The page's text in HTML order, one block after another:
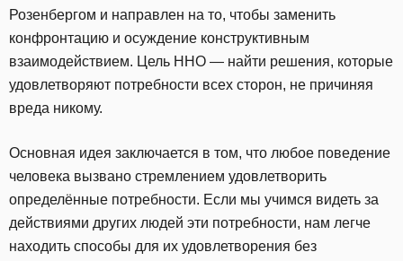
Розенбергом и направлен на то, чтобы заменить
конфронтацию и осуждение конструктивным
взаимодействием. Цель ННО — найти решения, которые
удовлетворяют потребности всех сторон, не причиняя
вреда никому.
Основная идея заключается в том, что любое поведение
человека вызвано стремлением удовлетворить
определённые потребности. Если мы учимся видеть за
действиями других людей эти потребности, нам легче
находить способы для их удовлетворения без